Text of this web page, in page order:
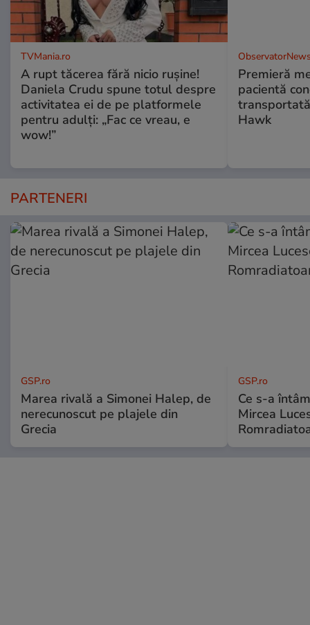
TVMania.ro
A rupt tăcerea fără nicio rușine!
Daniela Crudu spune totul despre
activitatea ei de pe platformele
pentru adulți: „Fac ce vreau, e
wow!”
Premieră
pacientă
Hawk
PARTENERI
GSP.ro
Marea rivală a Simonei Halep, de
nerecunoscut pe plajele din
Grecia
GSP.ro
Ce s-a
Mircea